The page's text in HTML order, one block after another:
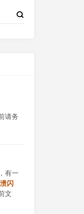
请务
有一
闪
文